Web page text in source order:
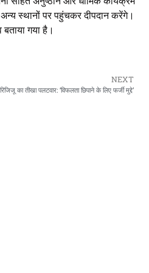
स्थानों पर पहुंचकर दीपदान करेंगे।
गया है।
NEXT
का तीखा पलटवार: ‘विफलता छिपाने के लिए फर्जी मुद्दे’